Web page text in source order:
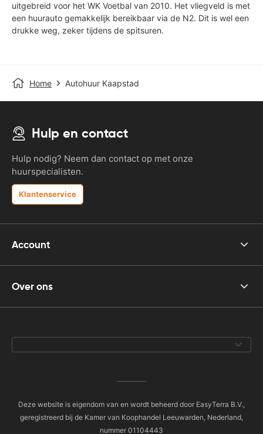
uitgebreid voor het WK Voetbal van 2010. Het vliegveld is met
een huurauto gemakkelijk bereikbaar via de N2. Dit is wel een
drukke weg, zeker tijdens de spitsuren.
Home Autohuur Kaapstad
Hulp en contact
Hulp nodig? Neem dan contact op met onze
huurspecialisten.
Klantenservice
Account
Over ons
Deze website is eigendom van en wordt beheerd door EasyTerra B.V.,
geregistreerd bij de Kamer van Koophandel Leeuwarden, Nederland,
nummer 01104443